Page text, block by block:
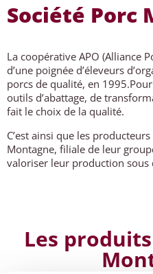
Société Porc
La coopérative APO (Alliance
d’une poignée d’éleveurs
porcs de qualité, en
outils d’abattage, de
fait le choix de la qualité.
C’est ainsi que les
Montagne, filiale de leur
valoriser leur production sous
Les